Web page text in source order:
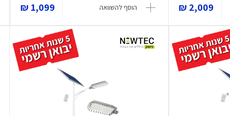
2,009 ₪ הוסף להשוואה 1,099 ₪